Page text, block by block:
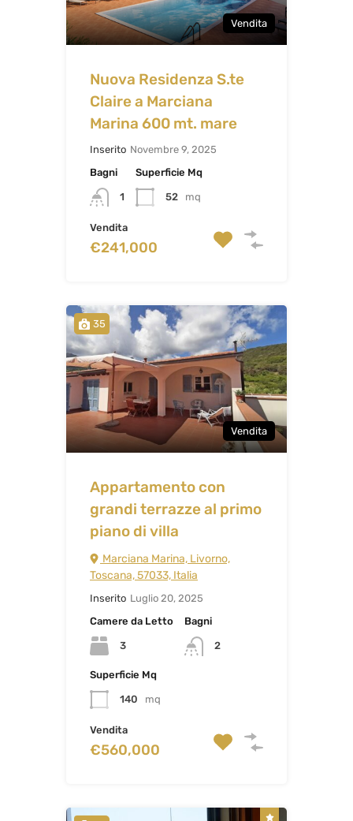
Vendita
Nuova Residenza S.te
Claire a Marciana
Marina 600 mt. mare
Inserito Novembre 9, 2025
Bagni
1
Superficie Mq
52 mq
Vendita
€241,000
35
Vendita
Appartamento con
grandi terrazze al primo
piano di villa
Marciana Marina, Livorno,
Toscana, 57033, Italia
Inserito Luglio 20, 2025
Camere da Letto
3
Bagni
2
Superficie Mq
140 mq
Vendita
€560,000